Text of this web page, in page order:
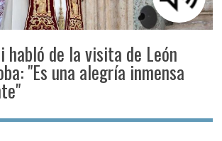
habló de la visita de León
"Es una alegría inmensa